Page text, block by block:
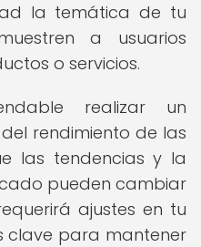
la temática de tu
a usuarios
o servicios.
realizar un
rendimiento de las
las tendencias y la
pueden cambiar
ajustes en tu
para mantener